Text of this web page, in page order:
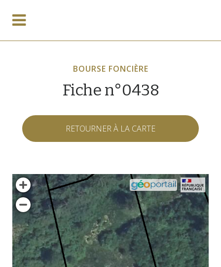
BOURSE FONCIÈRE
Fiche n°0438
RETOURNER À LA CARTE